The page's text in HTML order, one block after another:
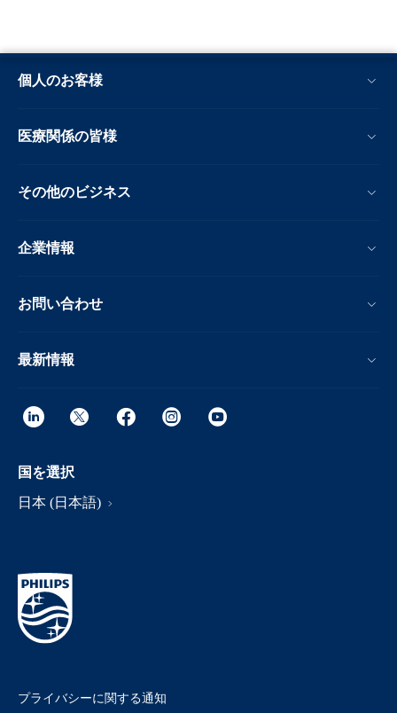
個人のお客様
医療関係の皆様
その他のビジネス
企業情報
お問い合わせ
最新情報
国を選択
日本 (日本語)
プライバシーに関する通知